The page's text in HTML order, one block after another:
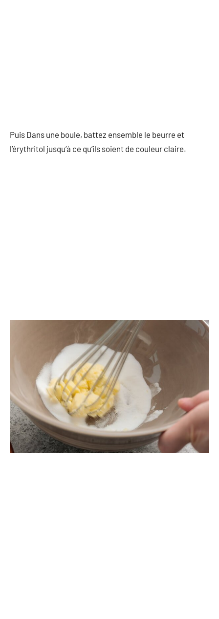
Puis Dans une boule, battez ensemble le beurre et
l’érythritol jusqu’à ce qu’ils soient de couleur claire.